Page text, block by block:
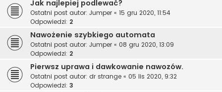
Jak najlepiej podlewać?
Ostatni post autor: Jumper « 15 gru 2020, 11:54
Odpowiedzi: 2
Nawożenie szybkiego automata
Ostatni post autor: Jumper « 08 gru 2020, 13:09
Odpowiedzi: 2
Pierwsz uprawa i dawkowanie nawozów.
Ostatni post autor: dr strange « 05 lis 2020, 9:32
Odpowiedzi: 3